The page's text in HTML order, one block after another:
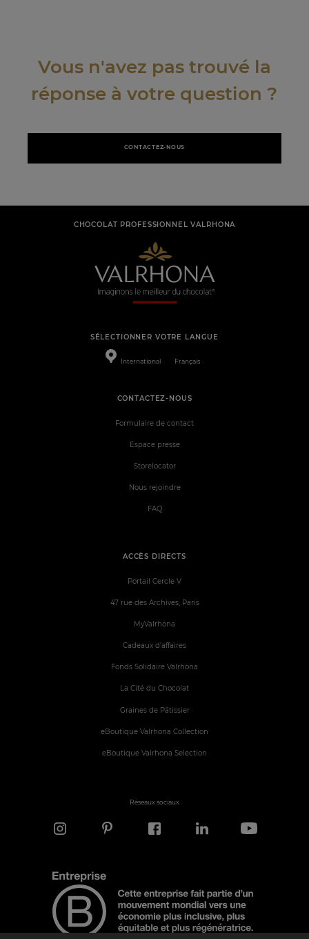
Vous n'avez pas trouvé la
réponse à votre question ?
CONTACTEZ-NOUS
CHOCOLAT PROFESSIONNEL VALRHONA
SÉLECTIONNER VOTRE LANGUE
International Français
ACCÈS DIRECTS
Portail Cercle V
47 rue des Archives, Paris
MyValrhona
Cadeaux d'affaires
Fonds Solidaire Valrhona
La Cité du Chocolat
Graines de Pâtissier
eBoutique Valrhona Collection
eBoutique Valrhona Selection
CONTACTEZ-NOUS
Formulaire de contact
Espace presse
Storelocator
Nous rejoindre
FAQ
Réseaux sociaux